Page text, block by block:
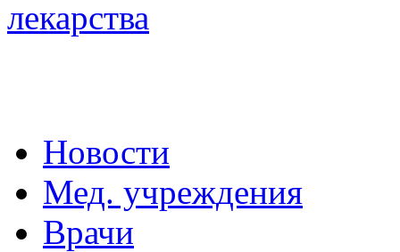
Новости
Мед. учреждения
Врачи